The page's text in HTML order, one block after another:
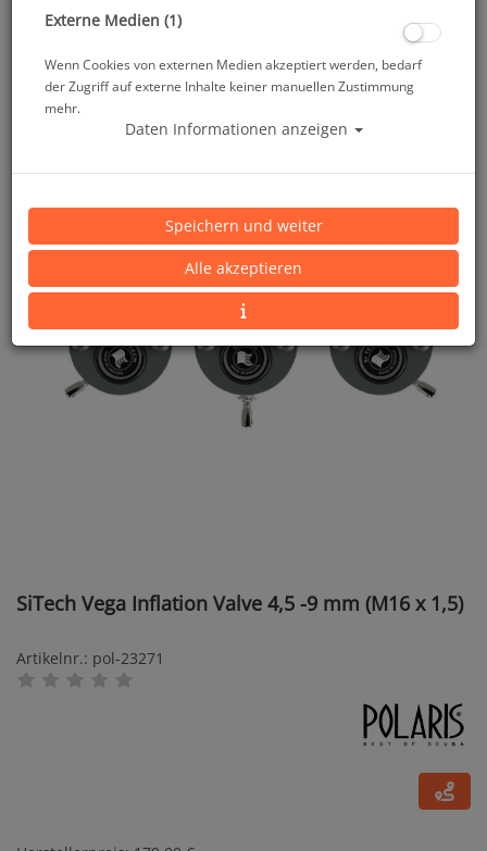
SiTech Vega Inflation Valve 4,5 -9 mm (M16 x 1,5)
Artikelnr.: pol-23271
Externe Medien (1)
Wenn Cookies von externen Medien akzeptiert werden, bedarf
der Zugriff auf externe Inhalte keiner manuellen Zustimmung
mehr.
Daten Informationen anzeigen
Speichern und weiter
Alle akzeptieren